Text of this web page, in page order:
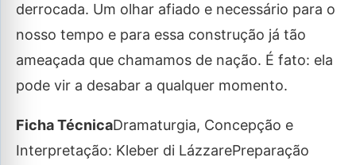
derrocada. Um olhar afiado e necessário para o
nosso tempo e para essa construção já tão
ameaçada que chamamos de nação. É fato: ela
pode vir a desabar a qualquer momento.
Ficha TécnicaDramaturgia, Concepção e
Interpretação: Kleber di LázzarePreparação